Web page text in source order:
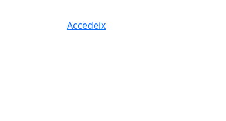
Accedeix